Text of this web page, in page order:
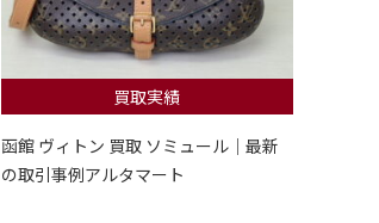
買取実績
函館 ヴィトン 買取 ソミュール｜最新
の取引事例アルタマート